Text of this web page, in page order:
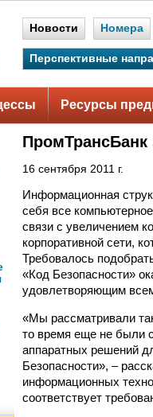
Новости Номера
Перспективные
Ресурсы
16 сентября 2011 г.
Информационная
себя все
связи с увеличением
корпоративной сети,
Требовалось
«Код Безопасности»
удовлетворяющим
«Мы рассматривали
то время еще не были
аппаратных решений
Безопасности», –
информационных
соответствует